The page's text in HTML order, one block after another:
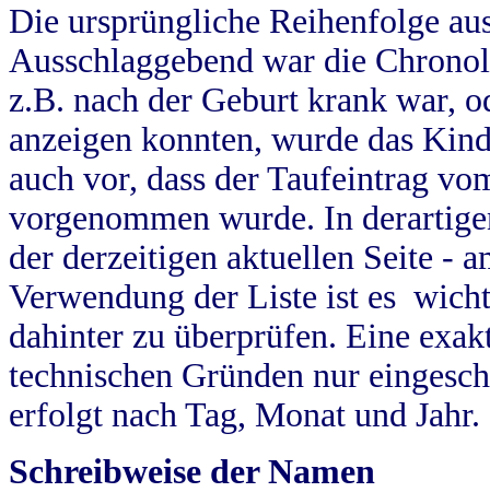
Die ursprüngliche Reihenfolge
Ausschlaggebend war die
z.B. nach der Geburt krank war,
anzeigen konnten, wurde das
auch vor, dass der Taufeintrag
vorgenommen wurde. In
der derzeitigen aktuellen Seite -
Verwendung der Liste ist es
dahinter zu überprüfen. Eine
technischen Gründen nur
erfolgt nach Tag, Monat und Jahr.
Schreibweise der Namen